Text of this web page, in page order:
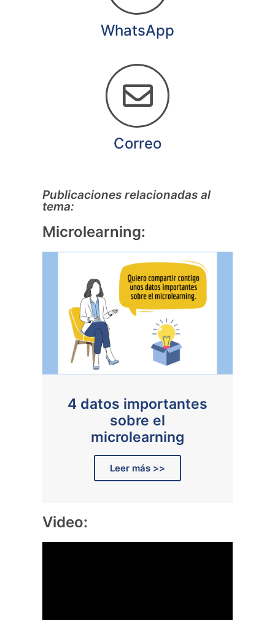
WhatsApp
Correo
Publicaciones relacionadas al
tema:
Microlearning:
4 datos importantes
sobre el
microlearning
Leer más >>
Video: